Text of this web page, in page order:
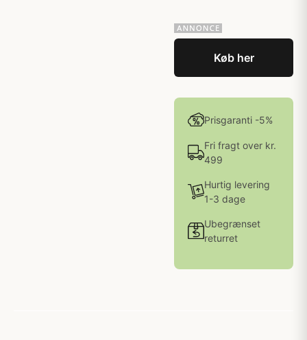
Køb her
Prisgaranti -5%
Fri fragt over kr.
499
Hurtig levering
1-3 dage
Ubegrænset
returret